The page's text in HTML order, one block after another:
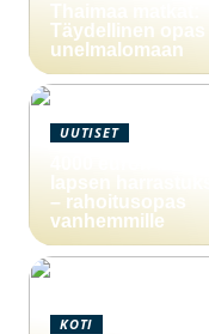
Thaimaa matkat:
Täydellinen opas
unelmalomaan
UUTISET
lapsen
– rahoitusopas
vanhemmille
KOTI